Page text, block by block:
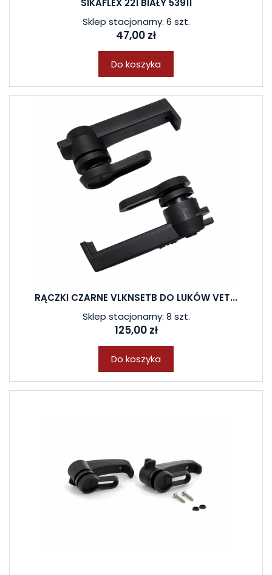
SIKAFLEX 221 BIAŁY 53911
Sklep stacjonarny: 6 szt.
47,00 zł
Do koszyka
RĄCZKI CZARNE VLKNSETB DO LUKÓW VET...
Sklep stacjonarny: 8 szt.
125,00 zł
Do koszyka